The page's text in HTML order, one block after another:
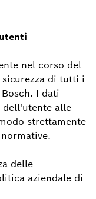
nel corso del
di tutti i
I dati
alle
strettamente
delle
aziendale di